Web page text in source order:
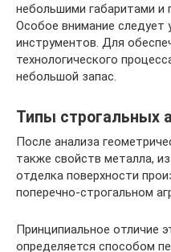
небольшими габаритами и
Особое внимание следует
инструментов. Для
технологического
небольшой запас.
Типы строгальных
После анализа
также свойств металла,
отделка поверхности
поперечно-строгальном
Принципиальное отличие
определяется способом